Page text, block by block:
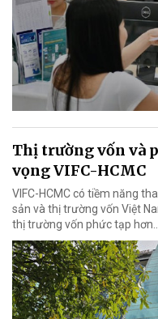
Thị trường vốn và
vọng VIFC-HCMC
VIFC-HCMC có tiềm năng
sản và thị trường vốn Việt
thị trường vốn phức tạp